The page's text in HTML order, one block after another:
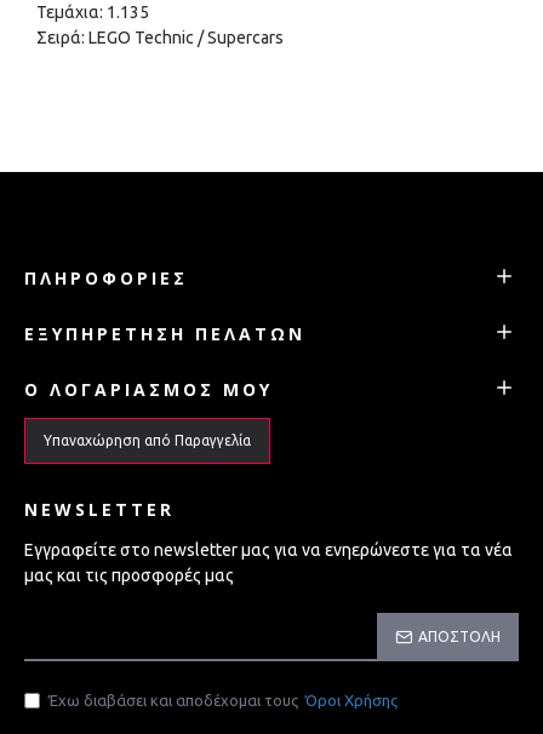
Τεμάχια: 1.135
Σειρά: LEGO Technic / Supercars
ΠΛΗΡΟΦΟΡΊΕΣ
ΕΞΥΠΗΡΈΤΗΣΗ ΠΕΛΑΤΏΝ
Ο ΛΟΓΑΡΙΑΣΜΌΣ ΜΟΥ
Υπαναχώρηση από Παραγγελία
NEWSLETTER
Εγγραφείτε στο newsletter μας για να ενηερώνεστε για τα νέα
μας και τις προσφορές μας
ΑΠΟΣΤΟΛΉ
Έχω διαβάσει και αποδέχομαι τους Όροι Χρήσης